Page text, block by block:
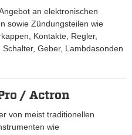
an elektronischen
sowie Zündungsteilen wie
Kontakte, Regler,
Schalter, Geber, Lambdasonden
/ Actron
von meist traditionellen
wie